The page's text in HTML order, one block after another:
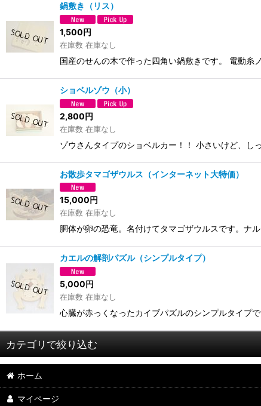
鍋敷き（リス）
1,500円
在庫数 在庫なし
国産のせんの木で作った四角い鍋敷きです。 電動
ショベルゾウ（小）
2,800円
在庫数 在庫なし
ゾウさんタイプのショベルカー！！ 小さいけど、
お散歩タマゴザウルス（インターネット大特価）
15,000円
在庫数 在庫なし
胴体が卵の恐竜。名付けてタマゴザウルスです。ナ
カエルの解剖パズル（シンプルタイプ）
5,000円
在庫数 在庫なし
心臓が赤っくなったカイブパズルのシンプルタイプ
カテゴリで絞り込む
乳幼児おもちゃ
組木・パズル
ホーム
マイページ